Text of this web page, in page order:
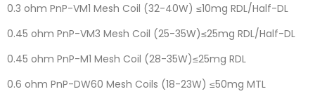
0.3 ohm PnP-VM1 Mesh Coil (32-40W) ≤10mg RDL/Half-DL
0.45 ohm PnP-VM3 Mesh Coil (25-35W)≤25mg RDL/Half-DL
0.45 ohm PnP-M1 Mesh Coil (28-35W)≤25mg RDL
0.6 ohm PnP-DW60 Mesh Coils (18-23W) ≤50mg MTL